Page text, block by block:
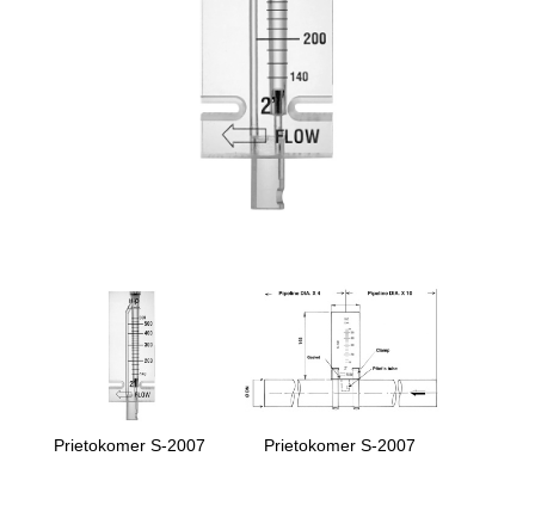
Prietokomer S-2007 Prietokomer S-2007